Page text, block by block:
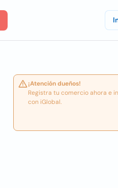
¡Atención dueños!
Registra tu comercio ahora e
con iGlobal.